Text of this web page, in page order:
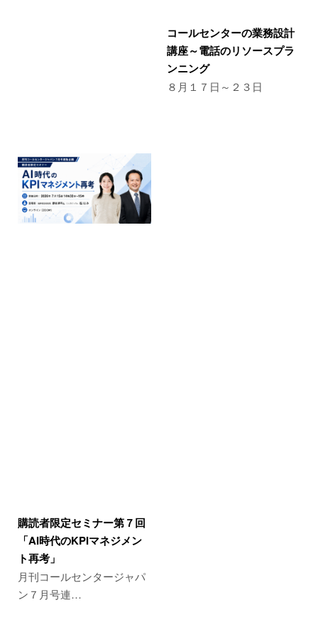
購読者限定セミナー第７回
「AI時代のKPIマネジメン
ト再考」
月刊コールセンタージャパ
ン７月号連…
コールセンターの業務設計
講座～電話のリソースプラ
ンニング
８月１７日～２３日